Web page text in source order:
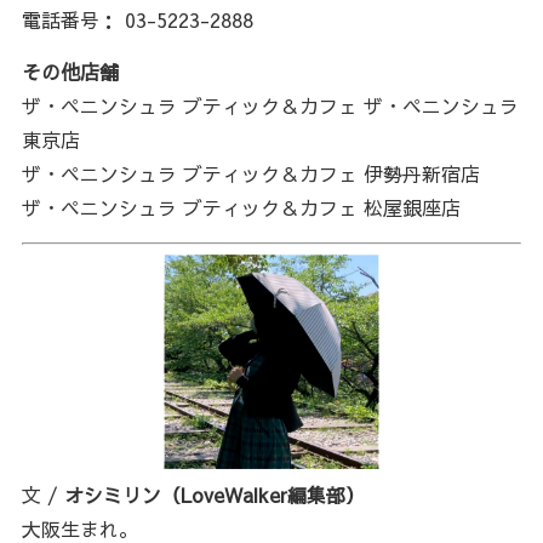
電話番号： 03-5223-2888
その他店舗
ザ・ペニンシュラ ブティック＆カフェ ザ・ペニンシュラ
東京店
ザ・ペニンシュラ ブティック＆カフェ 伊勢丹新宿店
ザ・ペニンシュラ ブティック＆カフェ 松屋銀座店
文 / オシミリン（LoveWalker編集部）
大阪生まれ。